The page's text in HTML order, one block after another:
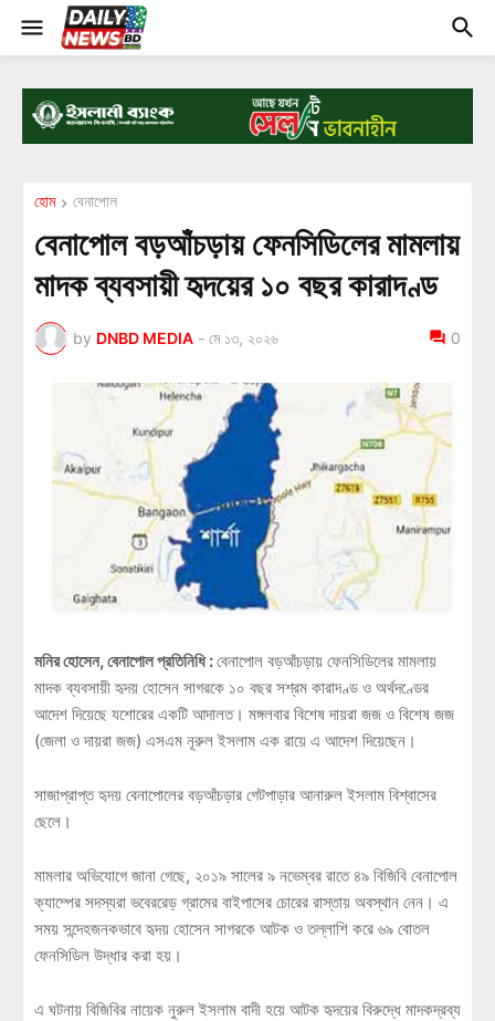
হোম বেনাপোল
বেনাপোল বড়আঁচড়ায় ফেনসিডিলের মামলায়
মাদক ব্যবসায়ী হৃদয়ের ১০ বছর কারাদণ্ড
by DNBD MEDIA - মে ১৩, ২০২৬ 0
মনির হোসেন, বেনাপোল প্রতিনিধি :বেনাপোল বড়আঁচড়ায় ফেনসিডিলের মামলায়
মাদক ব্যবসায়ী হৃদয় হোসেন সাগরকে ১০ বছর সশ্রম কারাদণ্ড ও অর্থদণ্ডের
আদেশ দিয়েছে যশোরের একটি আদালত। মঙ্গলবার বিশেষ দায়রা জজ ও বিশেষ জজ
(জেলা ও দায়রা জজ) এসএম নূরুল ইসলাম এক রায়ে এ আদেশ দিয়েছেন।
সাজাপ্রাপ্ত হৃদয় বেনাপোলের বড়আঁচড়ার গেটপাড়ার আনারুল ইসলাম বিশ্বাসের
ছেলে।
মামলার অভিযোগে জানা গেছে, ২০১৯ সালের ৯ নভেম্বর রাতে ৪৯ বিজিবি বেনাপোল
ক্যাম্পের সদস্যরা ভবেররেড় গ্রামের বাইপাসের চোরের রাস্তায় অবস্থান নেন। এ
সময় সন্দেহজনকভাবে হৃদয় হোসেন সাগরকে আটক ও তল্লাশি করে ৬৯ বোতল
ফেনসিডিল উদ্ধার করা হয়।
এ ঘটনায় বিজিবির নায়েক নুরুল ইসলাম বাদী হয়ে আটক হৃদয়ের বিরুদ্ধে মাদকদ্রব্য